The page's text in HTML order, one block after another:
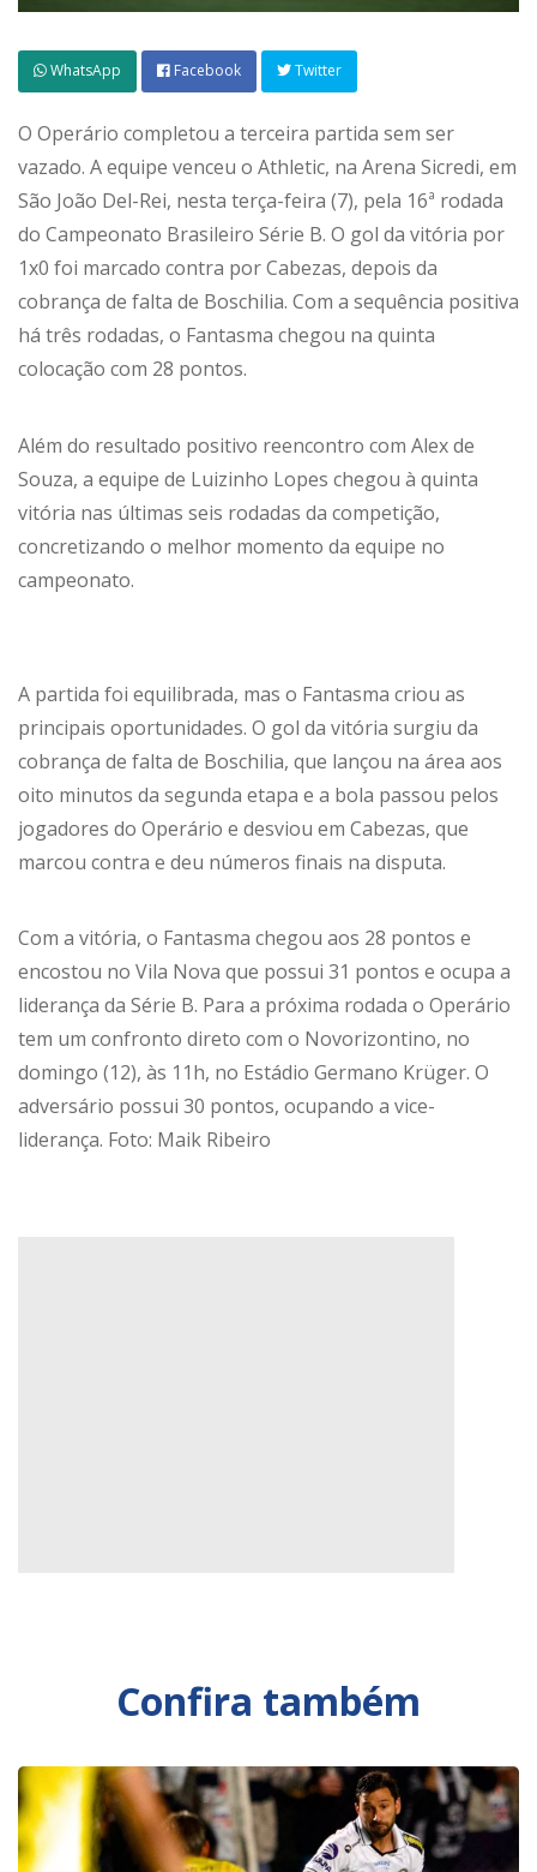
WhatsApp Facebook Twitter
O Operário completou a terceira partida sem ser
vazado. A equipe venceu o Athletic, na Arena Sicredi, em
São João Del-Rei, nesta terça-feira (7), pela 16ª rodada
do Campeonato Brasileiro Série B. O gol da vitória por
1x0 foi marcado contra por Cabezas, depois da
cobrança de falta de Boschilia. Com a sequência positiva
há três rodadas, o Fantasma chegou na quinta
colocação com 28 pontos.
Além do resultado positivo reencontro com Alex de
Souza, a equipe de Luizinho Lopes chegou à quinta
vitória nas últimas seis rodadas da competição,
concretizando o melhor momento da equipe no
campeonato.
A partida foi equilibrada, mas o Fantasma criou as
principais oportunidades. O gol da vitória surgiu da
cobrança de falta de Boschilia, que lançou na área aos
oito minutos da segunda etapa e a bola passou pelos
jogadores do Operário e desviou em Cabezas, que
marcou contra e deu números finais na disputa.
Com a vitória, o Fantasma chegou aos 28 pontos e
encostou no Vila Nova que possui 31 pontos e ocupa a
liderança da Série B. Para a próxima rodada o Operário
tem um confronto direto com o Novorizontino, no
domingo (12), às 11h, no Estádio Germano Krüger. O
adversário possui 30 pontos, ocupando a vice-
liderança. Foto: Maik Ribeiro
Confira também